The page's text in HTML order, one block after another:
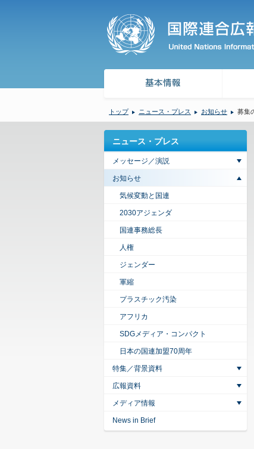
トップ ニュース・プレス お知らせ 募集
ニュース・プレス
メッセージ／演説
お知らせ
気候変動と国連
2030アジェンダ
国連事務総長
人権
ジェンダー
軍縮
プラスチック汚染
アフリカ
SDGメディア・コンパクト
日本の国連加盟70周年
特集／背景資料
広報資料
メディア情報
News in Brief